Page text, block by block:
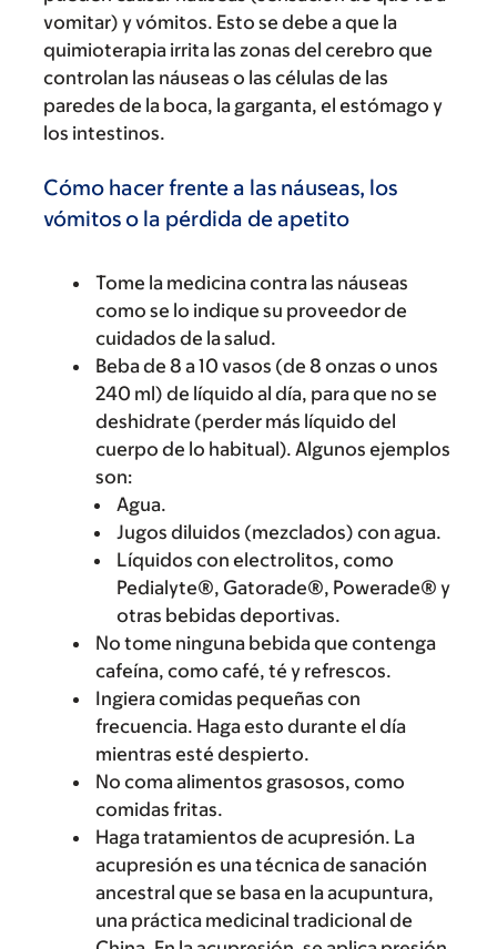
vomitar) y vómitos. Esto se debe a que la
quimioterapia irrita las zonas del cerebro que
controlan las náuseas o las células de las
paredes de la boca, la garganta, el estómago y
los intestinos.
Cómo hacer frente a las náuseas, los
vómitos o la pérdida de apetito
Tome la medicina contra las náuseas
como se lo indique su proveedor de
cuidados de la salud.
Beba de 8 a 10 vasos (de 8 onzas o unos
240 ml) de líquido al día, para que no se
deshidrate (perder más líquido del
cuerpo de lo habitual). Algunos ejemplos
son:
Agua.
Jugos diluidos (mezclados) con agua.
Líquidos con electrolitos, como
Pedialyte®, Gatorade®, Powerade® y
otras bebidas deportivas.
No tome ninguna bebida que contenga
cafeína, como café, té y refrescos.
Ingiera comidas pequeñas con
frecuencia. Haga esto durante el día
mientras esté despierto.
No coma alimentos grasosos, como
comidas fritas.
Haga tratamientos de acupresión. La
acupresión es una técnica de sanación
ancestral que se basa en la acupuntura,
una práctica medicinal tradicional de